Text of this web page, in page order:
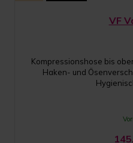
VF
Kompressionshose bis
Haken- und